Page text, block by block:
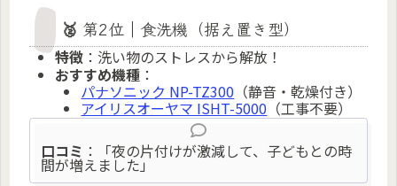
🥈 第2位｜食洗機（据え置き型）
特徴 ：洗い物のストレスから解放！
おすすめ機種 ：
パナソニック NP-TZ300 （静音・乾燥付き）
アイリスオーヤマ ISHT-5000 （工事不要）
口コミ ：「夜の片付けが激減して、子どもとの時
間が増えました」